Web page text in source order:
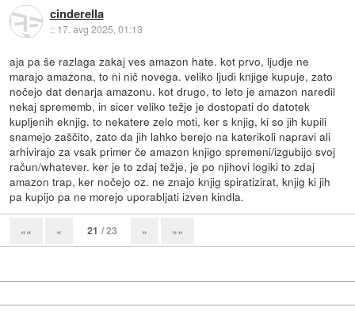
cinderella
:: 17. avg 2025, 01:13
aja pa še razlaga zakaj ves amazon hate. kot prvo, ljudje ne
marajo amazona, to ni nič novega. veliko ljudi knjige kupuje, zato
nočejo dat denarja amazonu. kot drugo, to leto je amazon naredil
nekaj sprememb, in sicer veliko težje je dostopati do datotek
kupljenih eknjig. to nekatere zelo moti, ker s knjig, ki so jih kupili
snamejo zaščito, zato da jih lahko berejo na katerikoli napravi ali
arhivirajo za vsak primer če amazon knjigo spremeni/izgubijo svoj
račun/whatever. ker je to zdaj težje, je po njihovi logiki to zdaj
amazon trap, ker nočejo oz. ne znajo knjig spiratizirat, knjig ki jih
pa kupijo pa ne morejo uporabljati izven kindla.
«« « 21 / 23 » »»